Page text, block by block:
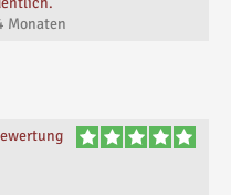
Monaten